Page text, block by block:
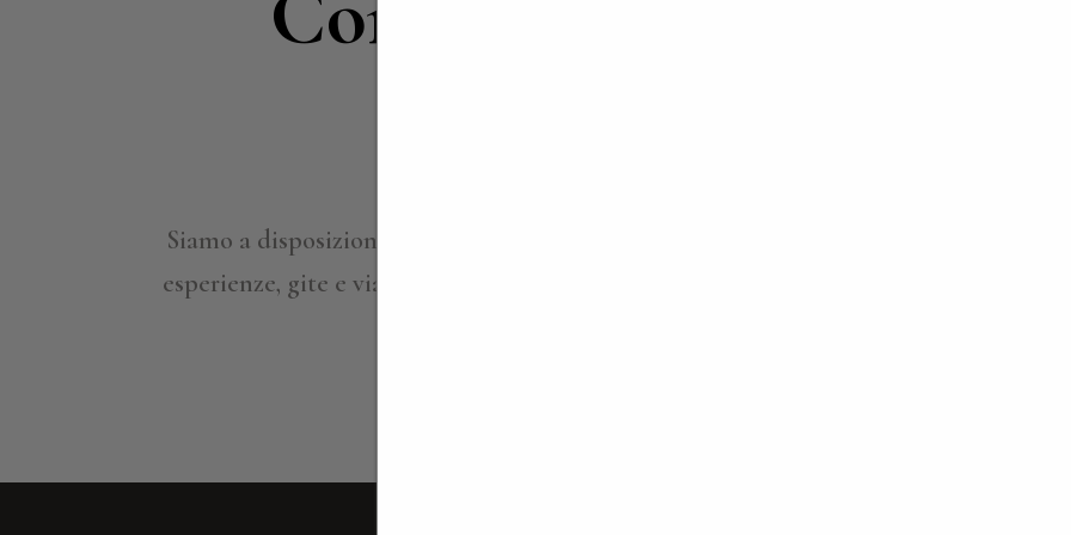
Siamo a disposizione per approfondire i dettagli di tutte le proposte presentate;
esperienze, gite e viaggi su misura, in base alle vostre esigenze e curiosità; troviamo